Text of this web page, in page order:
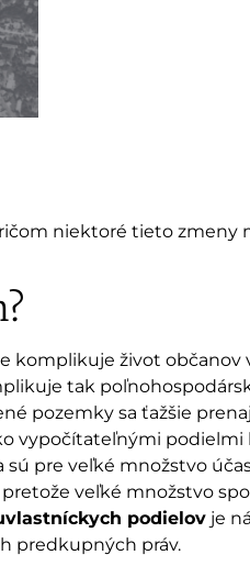
niektoré tieto zmeny
komplikuje život občanov
tak
pozemky sa ťažšie
vypočítateľnými
sú pre veľké množstvo
veľké množstvo
podielov je
predkupných práv.